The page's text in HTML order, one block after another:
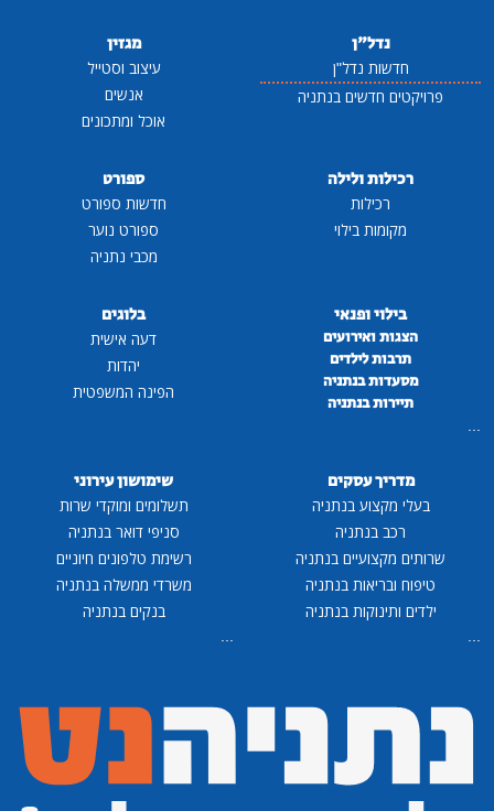
נדל"ן
חדשות נדל"ן
פרויקטים חדשים בנתניה
מגזין
עיצוב וסטייל
אנשים
אוכל ומתכונים
רכילות ולילה
רכילות
מקומות בילוי
ספורט
חדשות ספורט
ספורט נוער
מכבי נתניה
בילוי ופנאי
הצגות ואירועים
תרבות לילדים
מסעדות בנתניה
תיירות בנתניה
בלוגים
דעה אישית
יהדות
הפינה המשפטית
מדריך עסקים
בעלי מקצוע בנתניה
רכב בנתניה
שרותים מקצועיים בנתניה
טיפוח ובריאות בנתניה
ילדים ותינוקות בנתניה
שימושון עירוני
תשלומים ומוקדי שרות
סניפי דואר בנתניה
רשימת טלפונים חיוניים
משרדי ממשלה בנתניה
בנקים בנתניה